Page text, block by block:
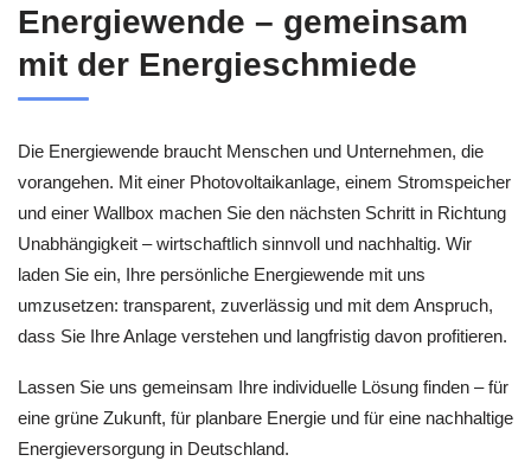
Energiewende – gemeinsam
mit der Energieschmiede
Die Energiewende braucht Menschen und Unternehmen, die
vorangehen. Mit einer Photovoltaikanlage, einem Stromspeicher
und einer Wallbox machen Sie den nächsten Schritt in Richtung
Unabhängigkeit – wirtschaftlich sinnvoll und nachhaltig. Wir
laden Sie ein, Ihre persönliche Energiewende mit uns
umzusetzen: transparent, zuverlässig und mit dem Anspruch,
dass Sie Ihre Anlage verstehen und langfristig davon profitieren.
Lassen Sie uns gemeinsam Ihre individuelle Lösung finden – für
eine grüne Zukunft, für planbare Energie und für eine nachhaltige
Energieversorgung in Deutschland.